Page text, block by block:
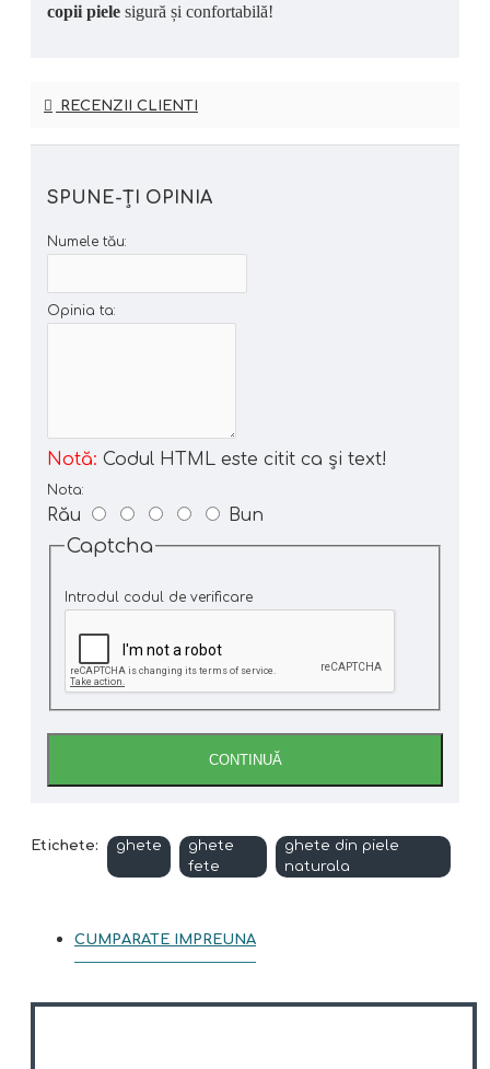
copii piele sigură și confortabilă!
RECENZII CLIENTI
SPUNE-ŢI OPINIA
Numele tău:
Opinia ta:
Notă: Codul HTML este citit ca şi text!
Nota:
Rău Bun
Captcha
Introdul codul de verificare
CONTINUĂ
Etichete: ghete
ghete
fete
ghete din piele
naturala
CUMPARATE IMPREUNA